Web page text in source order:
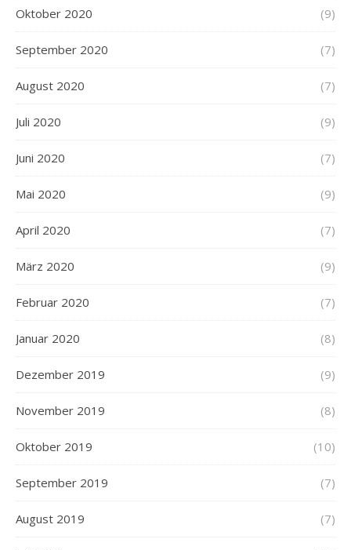
Oktober 2020 (9)
September 2020 (7)
August 2020 (7)
Juli 2020 (9)
Juni 2020 (7)
Mai 2020 (9)
April 2020 (7)
März 2020 (9)
Februar 2020 (7)
Januar 2020 (8)
Dezember 2019 (9)
November 2019 (8)
Oktober 2019 (10)
September 2019 (7)
August 2019 (7)